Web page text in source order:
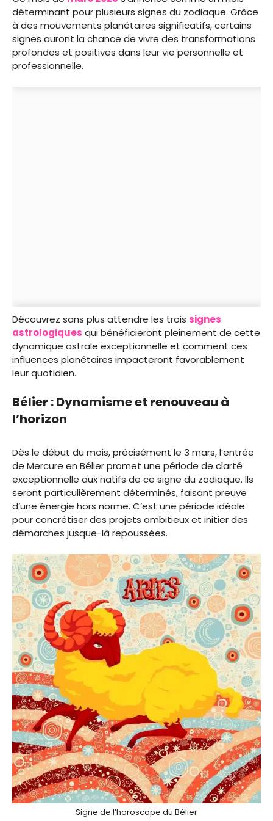
déterminant pour plusieurs signes du zodiaque. Grâce
à des mouvements planétaires significatifs, certains
signes auront la chance de vivre des transformations
profondes et positives dans leur vie personnelle et
professionnelle.
Découvrez sans plus attendre les trois signes
astrologiques qui bénéficieront pleinement de cette
dynamique astrale exceptionnelle et comment ces
influences planétaires impacteront favorablement
leur quotidien.
Bélier : Dynamisme et renouveau à
l’horizon
Dès le début du mois, précisément le 3 mars, l’entrée
de Mercure en Bélier promet une période de clarté
exceptionnelle aux natifs de ce signe du zodiaque. Ils
seront particulièrement déterminés, faisant preuve
d’une énergie hors norme. C’est une période idéale
pour concrétiser des projets ambitieux et initier des
démarches jusque-là repoussées.
Signe de l’horoscope du Bélier